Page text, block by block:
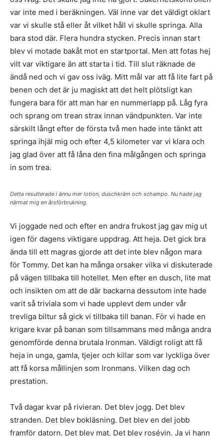
var inte med i beräkningen. Väl inne var det väldigt oklart
var vi skulle stå eller åt vilket håll vi skulle springa. Alla
bara stod där. Flera hundra stycken. Precis innan start
blev vi motade bakåt mot en startportal. Men att fotas hej
vilt var viktigare än att starta i tid. Till slut räknade de
ändå ned och vi gav oss iväg. Mitt mål var att få lite fart på
benen och det är ju magiskt att det helt plötsligt kan
fungera bara för att man har en nummerlapp på. Låg fyra
och sprang om trean strax innan vändpunkten. Var inte
särskilt långt efter de första två men hade inte tänkt att
springa ihjäl mig och efter 4,5 kilometer var vi klara och
jag glad över att få låna den fina målgången och springa
in som trea.
Detta resulterade i ännu mer lotion, duschkräm och schampo. Nu hade jag
närmat mig en årsförbrukning.
Vi joggade ned och efter en andra frukost jag gav mig ut
igen för dagens viktigare uppdrag. Att heja. Det gick bra
ända till ett magras gjorde att det inte blev någon mara
för Tommy. Det kan ha många orsaker vilka vi diskuterade
på vägen tillbaka till hotellet. Men efter en dusch, lite mat
och insikten om att de där backarna dessutom inte hade
varit så triviala som vi hade upplevt dem under vår
trevliga biltur så gick vi tillbaka till banan. För vi hade en
krigare kvar på banan som tillsammans med många andra
genomförde denna brutala Ironman. Väldigt roligt att få
heja in unga, gamla, tjejer och killar som var lyckliga över
att få korsa mållinjen som Ironmans. Vilken dag och
prestation.
Två dagar kvar på rivieran. Det blev jogg. Det blev
stranden. Det blev bokläsning. Det blev en del jobb
framför datorn. Det blev mat. Det blev rosévin. Ja vi hann